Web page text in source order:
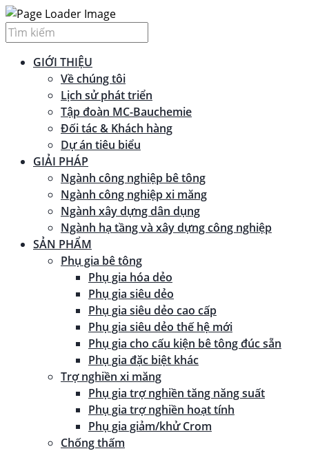
GIỚI THIỆU
Về chúng tôi
Lịch sử phát triển
Tập đoàn MC-Bauchemie
Đối tác & Khách hàng
Dự án tiêu biểu
GIẢI PHÁP
Ngành công nghiệp bê tông
Ngành công nghiệp xi măng
Ngành xây dựng dân dụng
Ngành hạ tầng và xây dựng công nghiệp
SẢN PHẨM
Phụ gia bê tông
Phụ gia hóa dẻo
Phụ gia siêu dẻo
Phụ gia siêu dẻo cao cấp
Phụ gia siêu dẻo thế hệ mới
Phụ gia cho cấu kiện bê tông đúc sẵn
Phụ gia đặc biệt khác
Trợ nghiền xi măng
Phụ gia trợ nghiền tăng năng suất
Phụ gia trợ nghiền hoạt tính
Phụ gia giảm/khử Crom
Chống thấm